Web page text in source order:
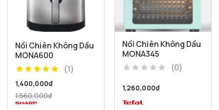
Nồi Chiên Không Dầu
MONA600
(1)
1,560,000₫
1,400,000₫
Nồi Chiên Không Dầu
MONA345
(0)
1,260,000₫